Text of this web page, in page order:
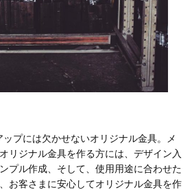
プには欠かせないオリジナル金具。メ
リジナル金具を作る方には、デザイン入
プル作成、そして、使用用途に合わせた
お客さまに安心してオリジナル金具を作